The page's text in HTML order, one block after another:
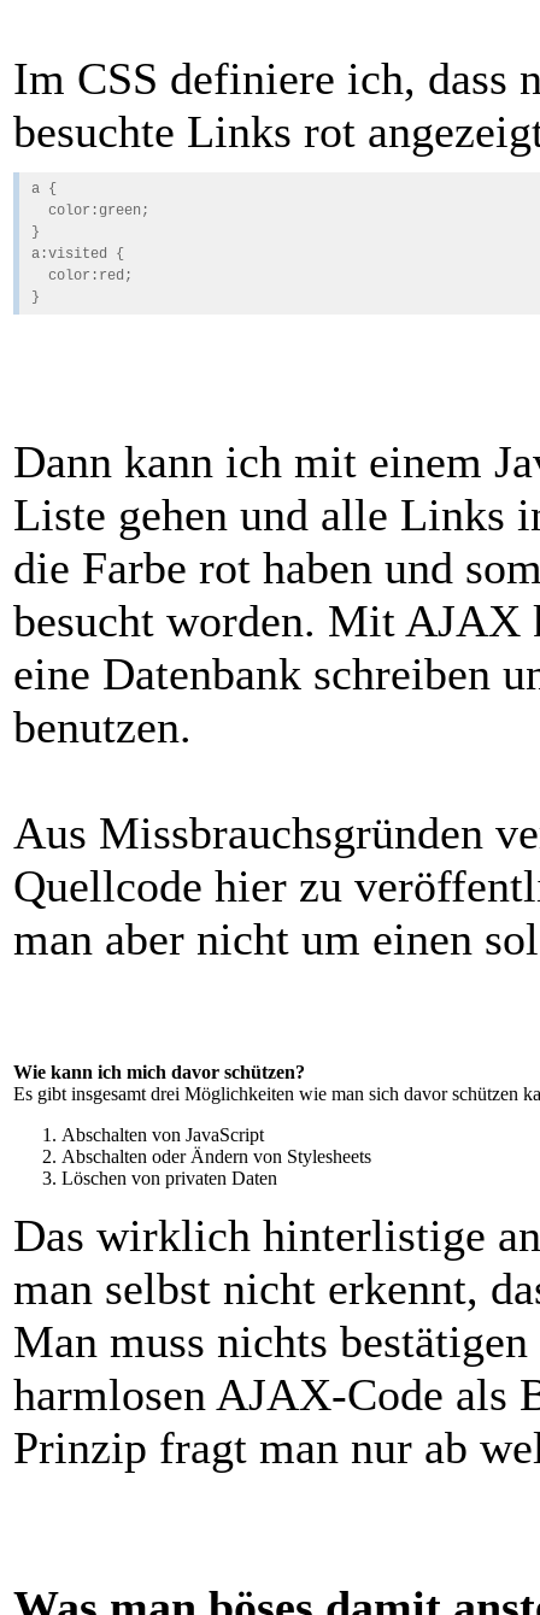
Im CSS definiere ich, dass
besuchte Links rot
a {
color:green;
}
a:visited {
color:red;
}
Dann kann ich mit einem
Liste gehen und alle Links
die Farbe rot haben und
besucht worden. Mit AJAX
eine Datenbank schreiben
benutzen.
Aus Missbrauchsgründen
Quellcode hier zu
man aber nicht um einen
Wie kann ich mich davor schützen?
Es gibt insgesamt drei Möglichkeiten wie man sich davor schützen
Abschalten von JavaScript
Abschalten oder Ändern von Stylesheets
Löschen von privaten Daten
Das wirklich hinterlistige
man selbst nicht erkennt,
Man muss nichts
harmlosen AJAX-Code als
Prinzip fragt man nur ab